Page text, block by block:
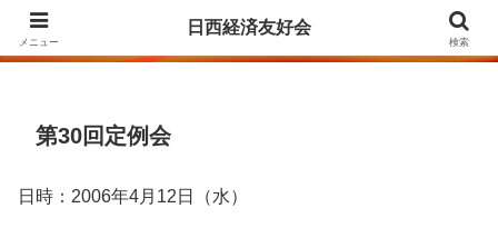
Agrupación para la Amistad y el Fomento de las Relaciones Económicas
第30回定例会
日時：2006年4月12日（水）
メニュー
日西経済友好会
検索